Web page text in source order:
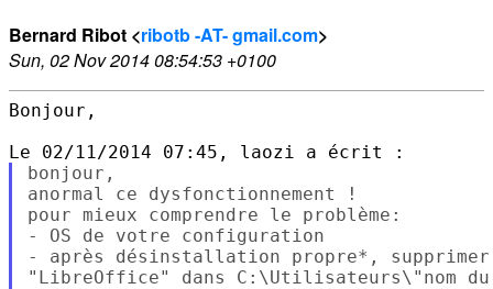
Bernard Ribot <ribotb -AT- gmail.com>
Sun, 02 Nov 2014 08:54:53 +0100
Bonjour,
bonjour,
anormal ce dysfonctionnement !
pour mieux comprendre le problème:
- OS de votre configuration
- après désinstallation propre*,
"LibreOffice" dans C:\Utilisateurs\"nom du